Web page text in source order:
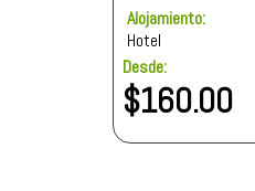
Alojamiento:
Hotel
Desde:
$160.00